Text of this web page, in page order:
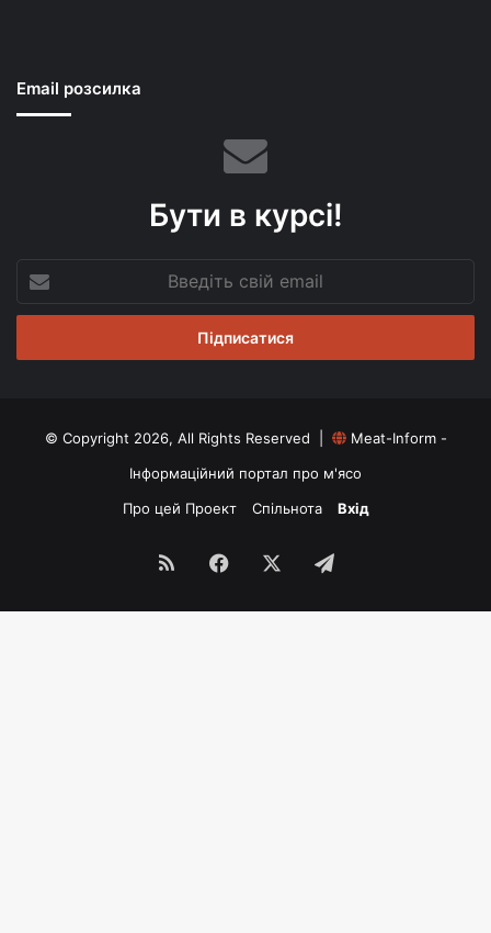
Email розсилка
Бути в курсі!
свій
email
© Copyright 2026, All Rights Reserved |
Meat-Inform -
Інформаційний портал про м'ясо
Про цей Проект
Спільнота Вхід
RSS Facebook